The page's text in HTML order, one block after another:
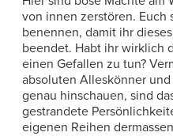
von innen zerstören. Euch
benennen, damit ihr
beendet. Habt ihr wirklich
einen Gefallen zu tun?
absoluten Alleskönner
genau hinschauen, sind
gestrandete
eigenen Reihen